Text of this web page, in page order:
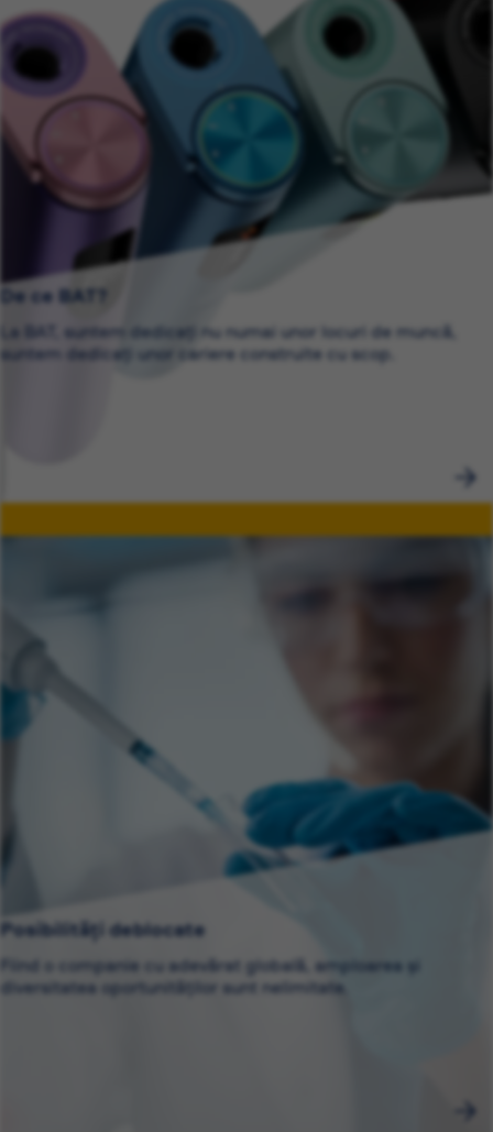
De ce BAT?
La BAT, suntem dedicați nu numai unor locuri de muncă,
suntem dedicați unor cariere construite cu scop.
Posibilități deblocate
Fiind o companie cu adevărat globală, amploarea și
diversitatea oportunităților sunt nelimitate.